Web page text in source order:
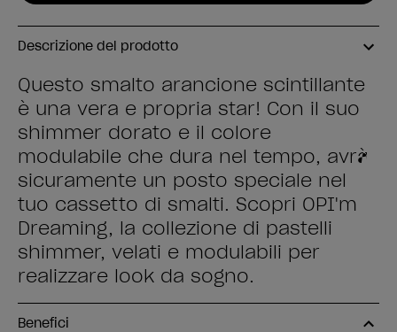
Descrizione del prodotto
Questo smalto arancione scintillante
è una vera e propria star! Con il suo
shimmer dorato e il colore
modulabile che dura nel tempo, avrà
sicuramente un posto speciale nel
tuo cassetto di smalti. Scopri OPI'm
Dreaming, la collezione di pastelli
shimmer, velati e modulabili per
realizzare look da sogno.
Benefici